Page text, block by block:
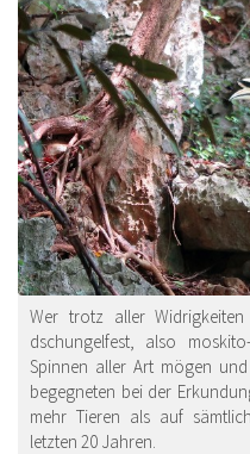
Wer trotz aller
dschungelfest, also
Spinnen aller Art mögen
begegneten bei der
mehr Tieren als auf
letzten 20 Jahren.